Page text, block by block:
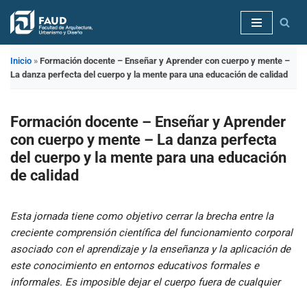
Saltar
contenido
Inicio » Formación docente – Enseñar y Aprender con cuerpo y mente –
La danza perfecta del cuerpo y la mente para una educación de calidad
Formación docente – Enseñar y Aprender
con cuerpo y mente – La danza perfecta
del cuerpo y la mente para una educación
de calidad
Esta jornada tiene como objetivo cerrar la brecha entre la
creciente comprensión científica del funcionamiento corporal
asociado con el aprendizaje y la enseñanza y la aplicación de
este conocimiento en entornos educativos formales e
informales. Es imposible dejar el cuerpo fuera de cualquier